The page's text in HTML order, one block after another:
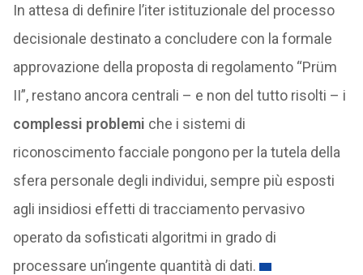
In attesa di definire l’iter istituzionale del processo
decisionale destinato a concludere con la formale
approvazione della proposta di regolamento “Prüm
II”, restano ancora centrali – e non del tutto risolti – i
complessi problemi che i sistemi di
riconoscimento facciale pongono per la tutela della
sfera personale degli individui, sempre più esposti
agli insidiosi effetti di tracciamento pervasivo
operato da sofisticati algoritmi in grado di
processare un’ingente quantità di dati.